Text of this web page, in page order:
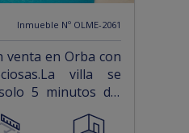
Inmueble Nº OLME-2061
venta en Orba con
villa se
5 minutos del
una urbanización